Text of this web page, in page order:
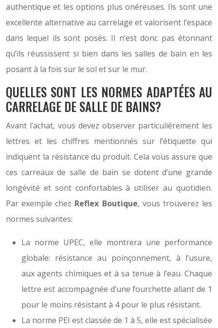
authentique et les options plus onéreuses. Ils sont une
excellente alternative au carrelage et valorisent l’espace
dans lequel ils sont posés. Il n’est donc pas étonnant
qu’ils réussissent si bien dans les salles de bain en les
posant à la fois sur le sol et sur le mur.
QUELLES SONT LES NORMES ADAPTÉES AU
CARRELAGE DE SALLE DE BAINS?
Avant l’achat, vous devez observer particulièrement les
lettres et les chiffres mentionnés sur l’étiquette qui
indiquent la résistance du produit. Cela vous assure que
ces carreaux de salle de bain se dotent d’une grande
longévité et sont confortables à utiliser au quotidien.
Par exemple chez Reflex Boutique, vous trouverez les
normes suivantes:
La norme UPEC, elle montrera une performance
globale: résistance au poinçonnement, à l’usure,
aux agents chimiques et à sa tenue à l’eau. Chaque
lettre est accompagnée d’une fourchette allant de 1
pour le moins résistant à 4 pour le plus résistant.
La norme PEI est classée de 1 à 5, elle est spécialisée